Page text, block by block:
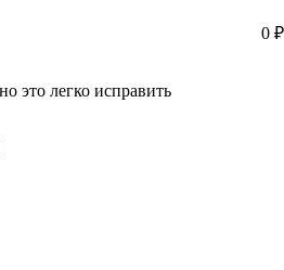
0 ₽
это легко исправить